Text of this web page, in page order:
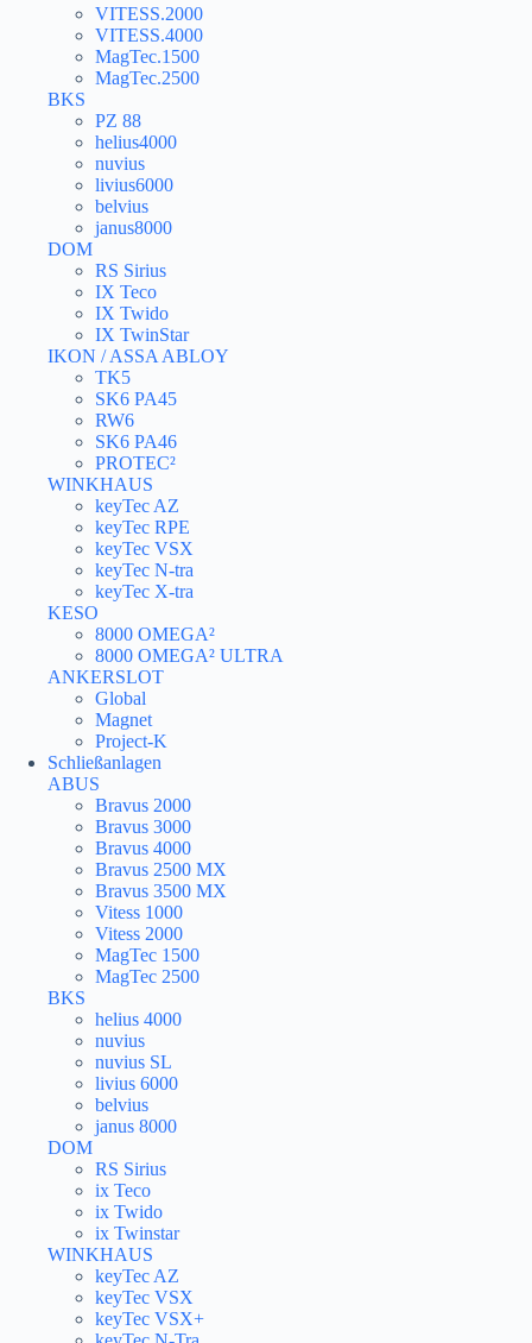
VITESS.2000
VITESS.4000
MagTec.1500
MagTec.2500
BKS
PZ 88
helius4000
nuvius
livius6000
belvius
janus8000
DOM
RS Sirius
IX Teco
IX Twido
IX TwinStar
IKON / ASSA ABLOY
TK5
SK6 PA45
RW6
SK6 PA46
PROTEC²
WINKHAUS
keyTec AZ
keyTec RPE
keyTec VSX
keyTec N-tra
keyTec X-tra
KESO
8000 OMEGA²
8000 OMEGA² ULTRA
ANKERSLOT
Global
Magnet
Project-K
Schließanlagen
ABUS
Bravus 2000
Bravus 3000
Bravus 4000
Bravus 2500 MX
Bravus 3500 MX
Vitess 1000
Vitess 2000
MagTec 1500
MagTec 2500
BKS
helius 4000
nuvius
nuvius SL
livius 6000
belvius
janus 8000
DOM
RS Sirius
ix Teco
ix Twido
ix Twinstar
WINKHAUS
keyTec AZ
keyTec VSX
keyTec VSX+